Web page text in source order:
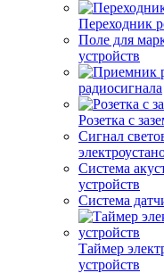
Переходник
Поле для
устройств
радиосигнала
Розетка с
Сигнал
Система
устройств
Система
Таймер
устройств